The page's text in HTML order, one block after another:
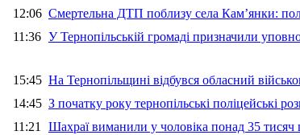
12:06 Смертельна ДТП поблизу села Кам’янки:
11:36 У Тернопільській громаді призначили
15:45 На Тернопільщині відбувся обласний
14:45 З початку року тернопільські поліцейські
11:21 Шахраї виманили у чоловіка понад 35